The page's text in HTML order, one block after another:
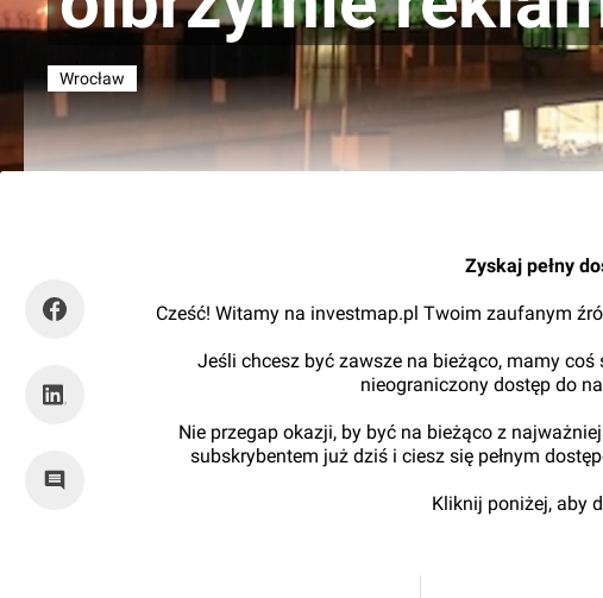
Wrocław
Zyskaj pełny
Cześć! Witamy na investmap.pl Twoim zaufanym
Jeśli chcesz być zawsze na bieżąco, mamy
nieograniczony dostęp do
Nie przegap okazji, by być na bieżąco z
subskrybentem już dziś i ciesz się pełnym
Kliknij poniżej, aby